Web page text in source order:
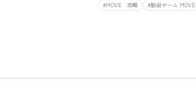
#MOVE 攻略 #脱出ゲーム MOVE